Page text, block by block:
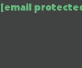
[email